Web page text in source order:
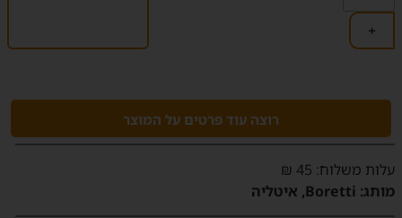
+
רוצה עוד פרטים על המוצר
‫עלות משלוח‬: 45 ₪
מותג: Boretti, איטליה